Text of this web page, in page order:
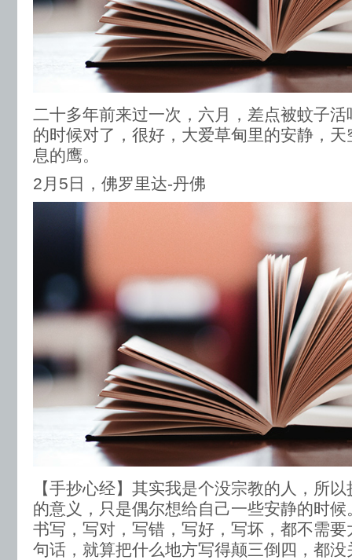
二十多年前来过一次，六月，差点被蚊子
的时候对了，很好，大爱草甸里的安静，
息的鹰。
2月5日，佛罗里达-丹佛
【手抄心经】其实我是个没宗教的人，所
的意义，只是偶尔想给自己一些安静的时
书写，写对，写错，写好，写坏，都不需
句话，就算把什么地方写得颠三倒四，都